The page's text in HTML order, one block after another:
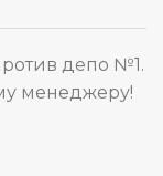
депо №1.
менеджеру!